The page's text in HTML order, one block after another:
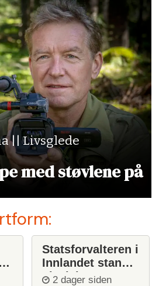
|| Livsglede
med støvlene på
Statsforvalteren i
Innlandet stanser
ulvejakt
2 dager siden